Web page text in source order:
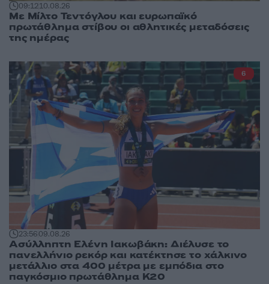
09:1210.08.26
Με Μίλτο Τεντόγλου και ευρωπαϊκό
πρωτάθλημα στίβου οι αθλητικές μεταδόσεις
της ημέρας
23:5609.08.26
Ασύλληπτη Ελένη Ιακωβάκη: Διέλυσε το
πανελλήνιο ρεκόρ και κατέκτησε το χάλκινο
μετάλλιο στα 400 μέτρα με εμπόδια στο
παγκόσμιο πρωτάθλημα Κ20
6